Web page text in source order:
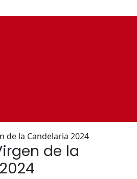
de la Candelaria 2024
de la